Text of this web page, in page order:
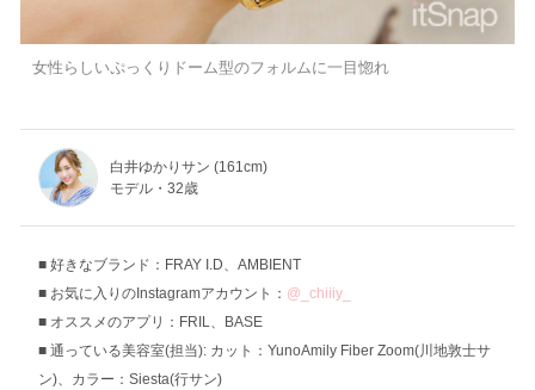
女性らしいぷっくりドーム型のフォルムに一目惚れ
白井ゆかりサン (161cm)
モデル・32歳
好きなブランド：FRAY I.D、AMBIENT
お気に入りのInstagramアカウント： @_chiiiy_
オススメのアプリ：FRIL、BASE
通っている美容室(担当): カット：YunoAmily Fiber Zoom(川地敦士サ
ン)、カラー：Siesta(行サン)